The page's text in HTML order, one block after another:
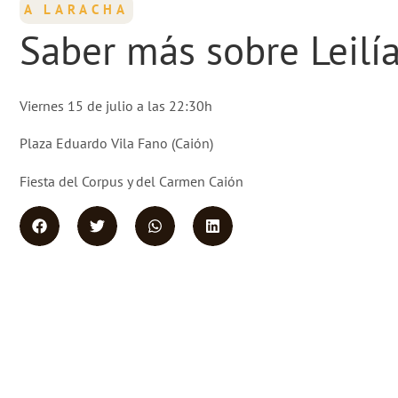
A LARACHA
Saber más sobre
Viernes 15 de julio a las 22:30h
Plaza Eduardo Vila Fano (Caión)
Fiesta del Corpus y del Carmen Caión